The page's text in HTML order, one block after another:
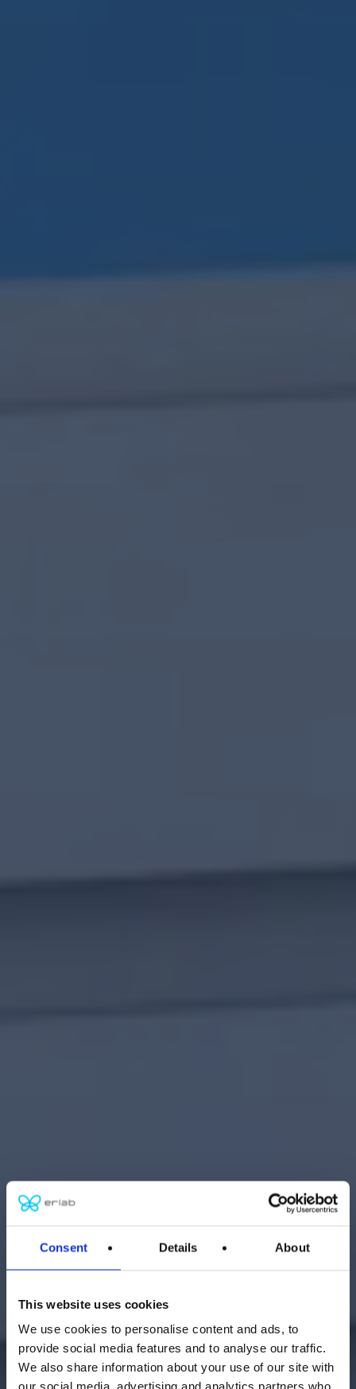
Consent Details About
This website uses cookies
We use cookies to personalise content and ads, to
provide social media features and to analyse our traffic.
We also share information about your use of our site with
our social media, advertising and analytics partners who